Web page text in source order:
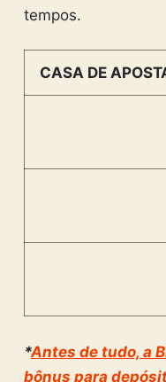
tempos.
CASA DE
*Antes de tudo, a
bônus para